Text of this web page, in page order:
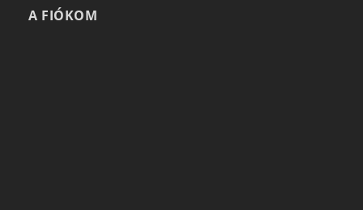
A FIÓKOM